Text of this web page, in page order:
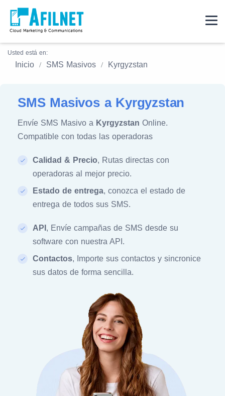
Usted está en:
Inicio SMS Masivos Kyrgyzstan
SMS Masivos a Kyrgyzstan
Envíe SMS Masivo a Kyrgyzstan Online.
Compatible con todas las operadoras
Calidad & Precio, Rutas directas con
operadoras al mejor precio.
Estado de entrega, conozca el estado de
entrega de todos sus SMS.
API , Envíe campañas de SMS desde su
software con nuestra API.
Contactos, Importe sus contactos y sincronice
sus datos de forma sencilla.